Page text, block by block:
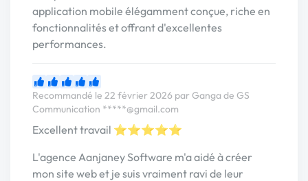
application mobile élégamment conçue, riche en
fonctionnalités et offrant d'excellentes
performances.
Recommandé le 22 février 2026 par Ganga de GS
Communication *****@gmail.com
Excellent travail ⭐⭐⭐⭐⭐
L'agence Aanjaney Software m'a aidé à créer
mon site web et je suis vraiment ravi de leur